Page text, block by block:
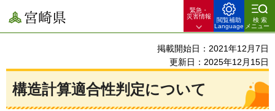
宮崎県
緊急・
災害情報
閲覧補助
Language
検索
メニュー
掲載開始日：2021年12月7日
更新日：2025年12月15日
構造計算適合性判定について